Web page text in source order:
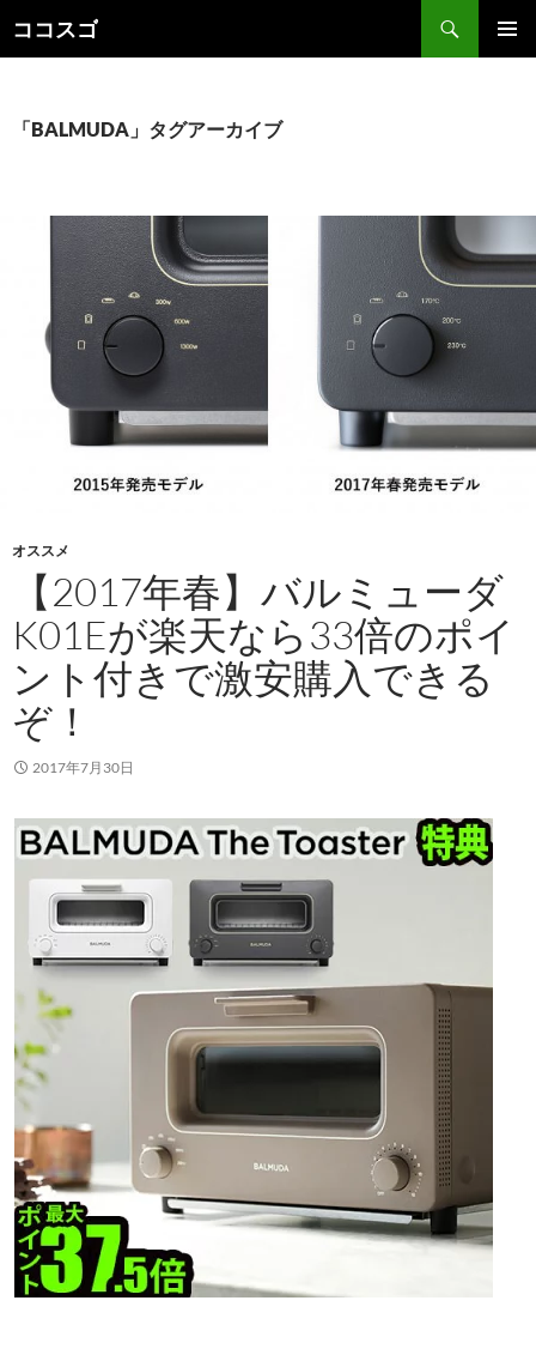
ココスゴ
索
ン「BALMUDA」タグアーカイブ
オススメ
【2017年春】バルミューダ
K01Eが楽天なら33倍のポイ
ント付きで激安購入できる
ぞ！
2017年7月30日